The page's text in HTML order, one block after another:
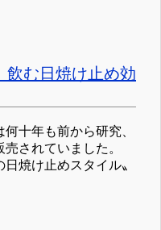
飲む日焼け止め効
十年も前から研究、
されていました。
焼け止めスタイル〟